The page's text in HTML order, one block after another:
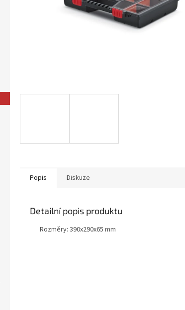
Popis Diskuze
Detailní popis produktu
Rozměry: 390x290x65 mm